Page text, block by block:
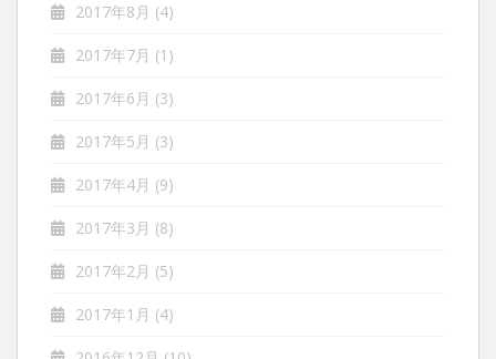
2017年8月 (4)
2017年7月 (1)
2017年6月 (3)
2017年5月 (3)
2017年4月 (9)
2017年3月 (8)
2017年2月 (5)
2017年1月 (4)